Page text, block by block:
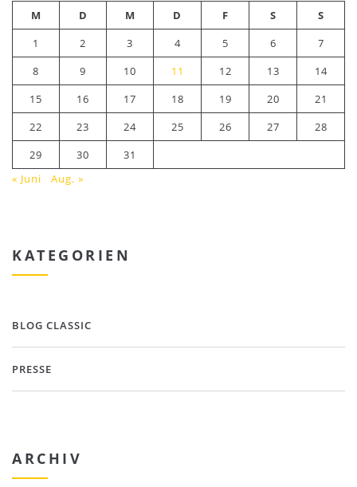
M D M D F S
S
1
2 3 4 5 6
7
8
9 10 11 12 13
14
15
16 17 18 19 20
21
22
23 24 25 26 27
28
29
30
31
« Juni
Aug. »
KATEGORIEN
BLOG CLASSIC
PRESSE
ARCHIV